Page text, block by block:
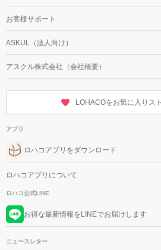
お客様サポート
ASKUL（法人向け）
アスクル株式会社（会社概要）
LOHACOをお気に入りス
アプリ
ロハコアプリをダウンロード
ロハコアプリについて
ロハコ公式LINE
お得な最新情報をLINEでお届けします
ニュースレター